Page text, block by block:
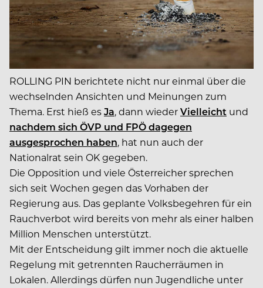
ROLLING PIN berichtete nicht nur einmal über die
wechselnden Ansichten und Meinungen zum
Thema. Erst hieß esJa, dann wiederVielleicht und
nachdem sich ÖVP und FPÖ dagegen
ausgesprochen haben, hat nun auch der
Nationalrat sein OK gegeben.
Die Opposition und viele Österreicher sprechen
sich seit Wochen gegen das Vorhaben der
Regierung aus. Das geplante Volksbegehren für ein
Rauchverbot wird bereits von mehr als einer halben
Million Menschen unterstützt.
Mit der Entscheidung gilt immer noch die aktuelle
Regelung mit getrennten Raucherräumen in
Lokalen. Allerdings dürfen nun Jugendliche unter